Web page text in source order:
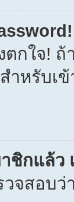
ตกใจ!
ำหรับเ
ชิกแล้ว
จสอบว่